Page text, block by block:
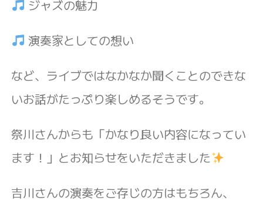
ジャズの魅力
演奏家としての想い
など、ライブではなかなか聞くことのできな
いお話がたっぷり楽しめるそうです。
祭川さんからも「かなり良い内容になってい
ます！」とお知らせをいただきました
吉川さんの演奏をご存じの方はもちろん、